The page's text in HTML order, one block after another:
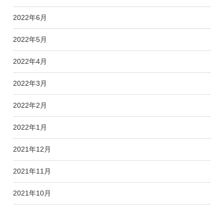
2022年6月
2022年5月
2022年4月
2022年3月
2022年2月
2022年1月
2021年12月
2021年11月
2021年10月